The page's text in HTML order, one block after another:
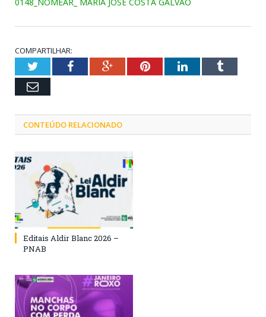
COMPARTILHAR:
TwitterFacebookGoogle+PinterestLinkedInTumblr
Email
CONTEÚDO RELACIONADO
Editais Aldir Blanc 2026 –
PNAB